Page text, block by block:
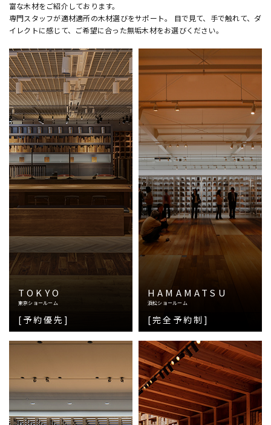
富な木材をご紹介しております。
専門スタッフが適材適所の木材選びをサポート。 目で見て、手で触れて、ダ
イレクトに感じて、ご希望に合った無垢木材をお選びください。
TOKYO
東京ショールーム
[予約優先]
HAMAMATSU
浜松ショールーム
[完全予約制]